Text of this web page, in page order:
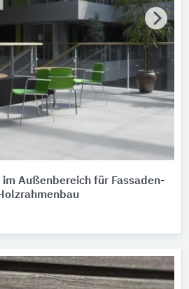
Außenbereich für Fassaden-